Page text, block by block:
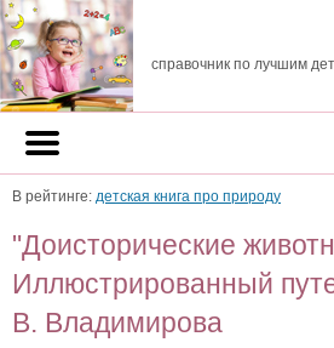
справочник по лучшим
В рейтинге: детская книга про природу
"Доисторические
Иллюстрированный
В. Владимирова